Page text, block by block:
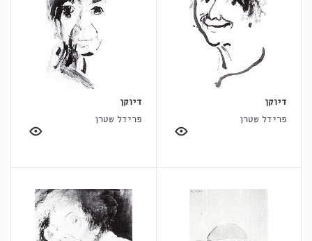
דיוקן
פרידל שטרן
דיוקן
פרידל שטרן